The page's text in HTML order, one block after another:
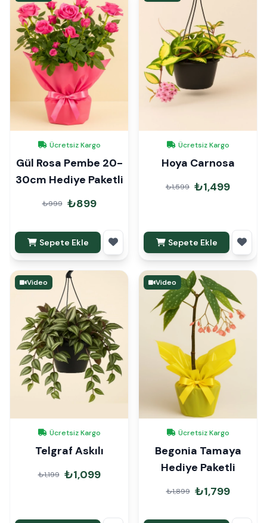
Ücretsiz Kargo
Gül Rosa Pembe 20-
30cm Hediye Paketli
₺999 ₺899
Sepete Ekle
Ücretsiz Kargo
Hoya Carnosa
₺1,599 ₺1,499
Sepete Ekle
Video
Ücretsiz Kargo
Telgraf Askılı
₺1,199 ₺1,099
Video
Ücretsiz Kargo
Begonia Tamaya
Hediye Paketli
₺1,899 ₺1,799